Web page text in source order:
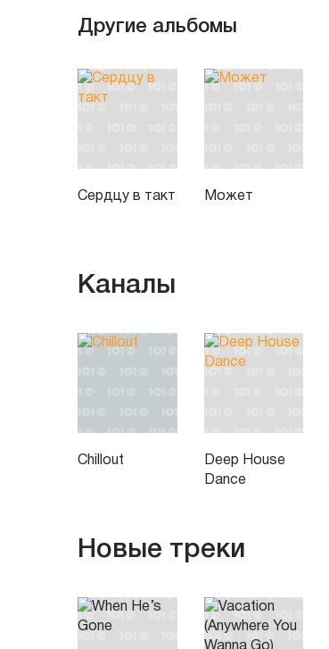
Другие альбомы
Сердцу в такт Может
Каналы
Chillout
Deep House
Dance
Новые треки